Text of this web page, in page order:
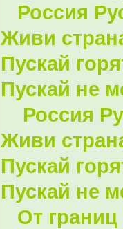
Россия
Живи
Пускай
Пускай не
Россия
Живи
Пускай
Пускай не
От границ